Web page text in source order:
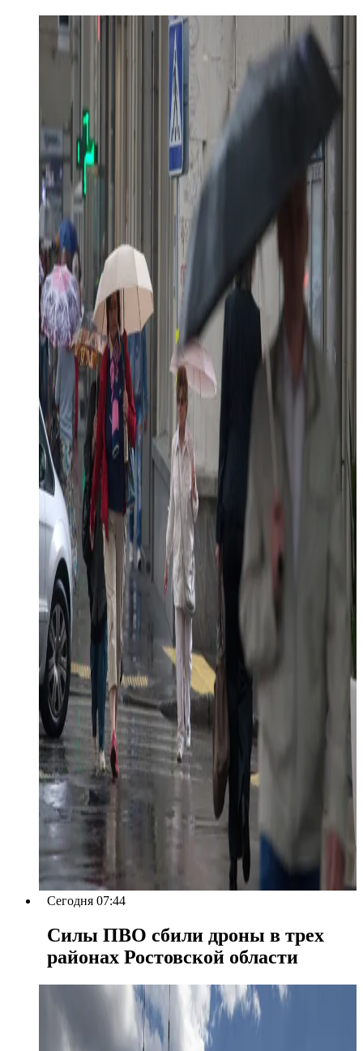
Сегодня 07:44
Силы ПВО сбили дроны в трех
районах Ростовской области